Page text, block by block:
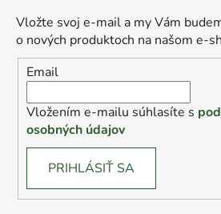
Vložte svoj e-mail a my Vám
o nových produktoch na našom e-
Email
Vložením e-mailu súhlasíte s
osobných údajov
PRIHLÁSIŤ SA